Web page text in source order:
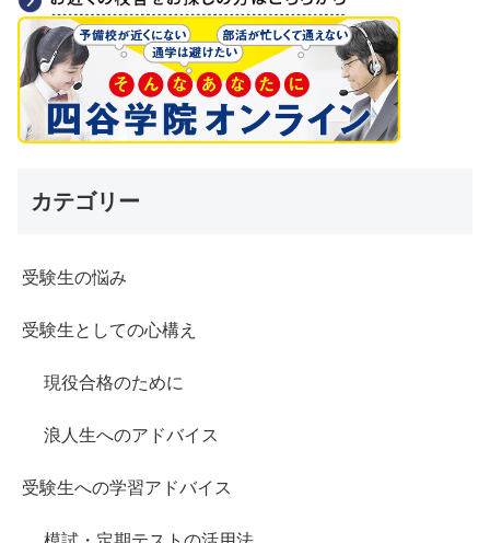
カテゴリー
受験生の悩み
受験生としての心構え
現役合格のために
浪人生へのアドバイス
受験生への学習アドバイス